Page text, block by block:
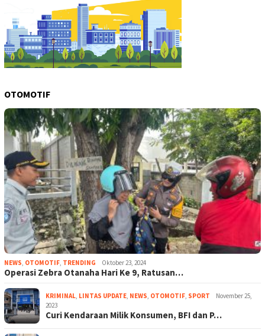
OTOMOTIF
NEWS, OTOMOTIF, TRENDING Oktober 23, 2024
Operasi Zebra Otanaha Hari Ke 9, Ratusan…
KRIMINAL, LINTAS UPDATE, NEWS, OTOMOTIF, SPORT
November 25,
2023
Curi Kendaraan Milik Konsumen, BFI dan P…